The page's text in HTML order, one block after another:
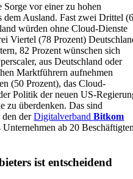
Sorge vor einer zu hohen
Ausland. Fast zwei Drittel
würden ohne Cloud-Dienste
Viertel (78 Prozent)
82 Prozent wünschen sich
aus Deutschland oder
Marktführern aufnehmen
(50 Prozent), das Cloud-
Politik der neuen US-
zu überdenken. Das sind
den derDigitalverbandBitkom
ab 20
ist entscheidend